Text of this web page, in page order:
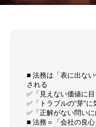
■ 法務は「表に出な
される
✅「見えない価値に目
✅「トラブルの“芽”に
✅「正解がない問いに
■ 法務＝「会社の良